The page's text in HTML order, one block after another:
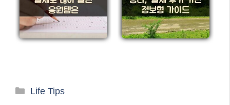
카
Life Tips